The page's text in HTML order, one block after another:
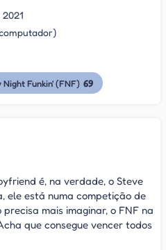
Night Funkin' (FNF) 69
é, na verdade, o Steve
ele está numa competição de
mais imaginar, o FNF na
que consegue vencer todos